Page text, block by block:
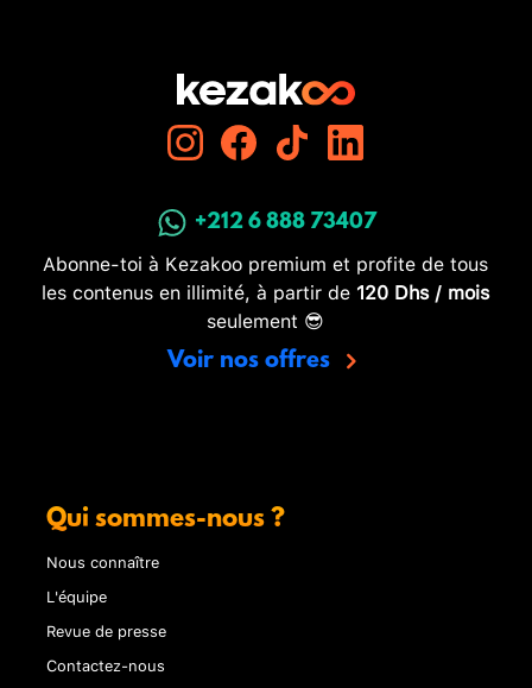
+212 6 888 73407
Abonne-toi à Kezakoo premium et profite de tous
les contenus en illimité, à partir de 120 Dhs / mois
seulement 😎
Voir nos offres
Qui sommes-nous ?
Nous connaître
L'équipe
Revue de presse
Contactez-nous